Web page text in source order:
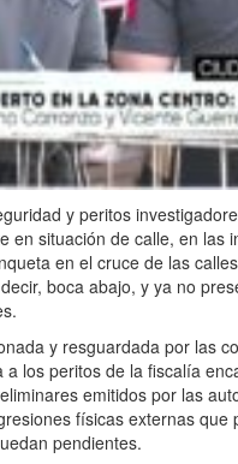
y peritos
en situación de calle, en las
en el cruce de las
boca abajo, y ya no
y resguardada por las
los peritos de la fiscalía
emitidos por las
físicas externas
pendientes.